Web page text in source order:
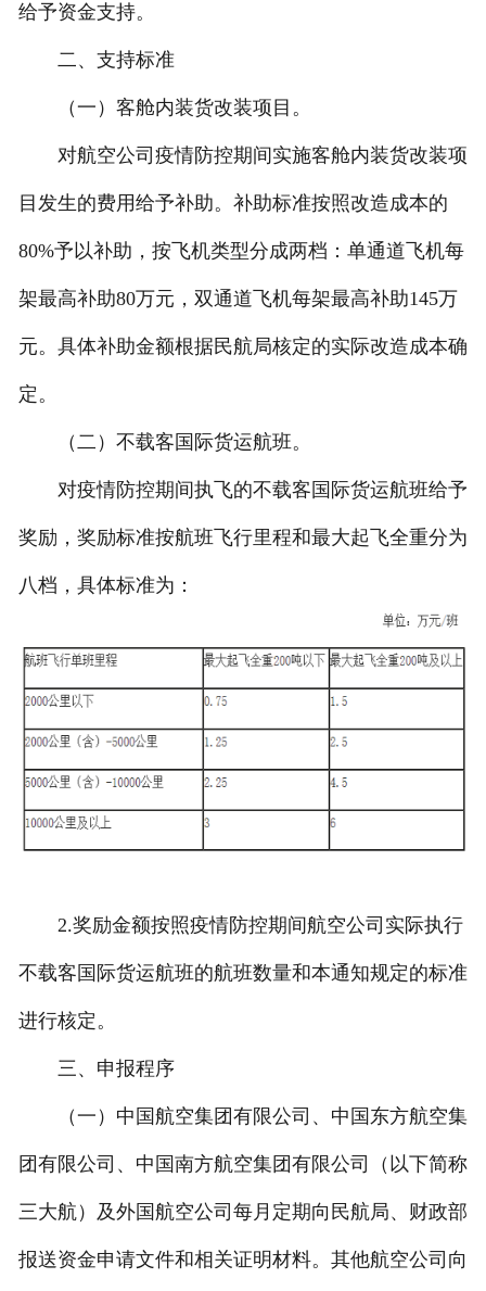
给予资金支持。
二、支持标准
（一）客舱内装货改装项目。
对航空公司疫情防控期间实施客舱内装货改装项
目发生的费用给予补助。补助标准按照改造成本的
80%予以补助，按飞机类型分成两档：单通道飞机每
架最高补助80万元，双通道飞机每架最高补助145万
元。具体补助金额根据民航局核定的实际改造成本确
定。
（二）不载客国际货运航班。
对疫情防控期间执飞的不载客国际货运航班给予
奖励，奖励标准按航班飞行里程和最大起飞全重分为
八档，具体标准为：
2.奖励金额按照疫情防控期间航空公司实际执行
不载客国际货运航班的航班数量和本通知规定的标准
进行核定。
三、申报程序
（一）中国航空集团有限公司、中国东方航空集
团有限公司、中国南方航空集团有限公司（以下简称
三大航）及外国航空公司每月定期向民航局、财政部
报送资金申请文件和相关证明材料。其他航空公司向